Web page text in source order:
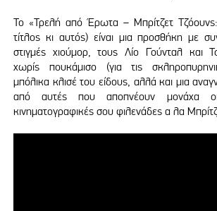
Το «Τρελή από Έρωτα – Μπρίτζετ
τίτλος κι αυτός) είναι μια προσθήκη με
στιγμές χιούμορ, τους Λίο Γούνταλ και
χωρίς πουκάμισο (για τις
μπόλικα κλισέ του είδους, αλλά και μια
από αυτές που αποπνέουν μονάχα
κινηματογραφικές σου φιλενάδες α λα